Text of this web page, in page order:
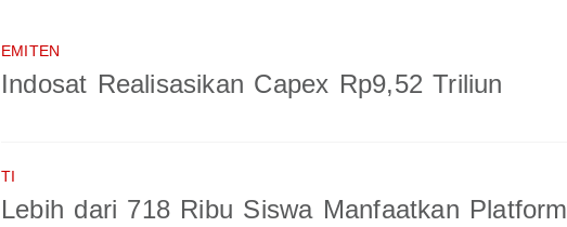
EMITEN
Indosat Realisasikan Capex Rp9,52 Triliun
TI
Lebih dari 718 Ribu Siswa Manfaatkan Platform